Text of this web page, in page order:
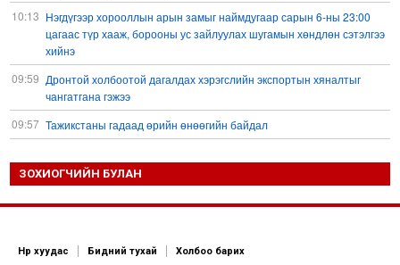
10:13 Нэгдүгээр хорооллын арын замыг наймдугаар сарын 6-ны 23:00
цагаас түр хааж, борооны ус зайлуулах шугамын хөндлөн сэтэлгээ
хийнэ
09:59 Дронтой холбоотой дагалдах хэрэгслийн экспортын хяналтыг
чангатгана гэжээ
09:57 Тажикстаны гадаад өрийн өнөөгийн байдал
09:22 Үндсэн хууль зөрчсөн Х.Булгантуяа, үндэсний эв нэгдэлд
Омантай тохиролцоонд хүрчээ
ЗОХИОГЧИЙН БУЛАН
Нүүр хуудас Бидний тухай Холбоо барих